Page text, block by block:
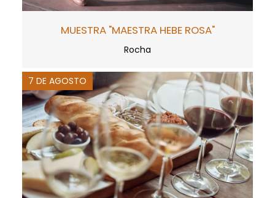
MUESTRA "MAESTRA HEBE ROSA"
Rocha
7 DE AGOSTO